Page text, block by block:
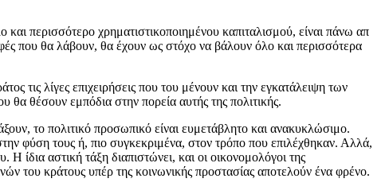
περισσότερο χρηματιστικοποιημένου καπιταλισμού, είναι πάνω απ
που θα λάβουν, θα έχουν ως στόχο να βάλουν όλο και περισσότερα
τις λίγες επιχειρήσεις που του μένουν και την εγκατάλειψη των
θέσουν εμπόδια στην πορεία αυτής της πολιτικής.
το πολιτικό προσωπικό είναι ευμετάβλητο και ανακυκλώσιμο.
φύση τους ή, πιο συγκεκριμένα, στον τρόπο που επιλέχθηκαν. Αλλά,
ίδια αστική τάξη διαπιστώνει, και οι οικονομολόγοι της
του κράτους υπέρ της κοινωνικής προστασίας αποτελούν ένα φρένο.